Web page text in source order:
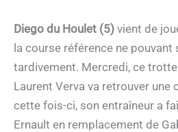
Diego du Houlet (5) vient de
la course référence ne pouvant
tardivement. Mercredi, ce
Laurent Verva va retrouver
cette fois-ci, son entraîneur a
Ernault en remplacement de